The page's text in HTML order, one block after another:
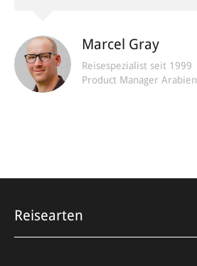
Marcel Gray
Reisespezialist seit 1999
Product Manager Arabien
Reisearten